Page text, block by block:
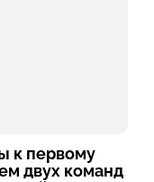
к первому
двух команд